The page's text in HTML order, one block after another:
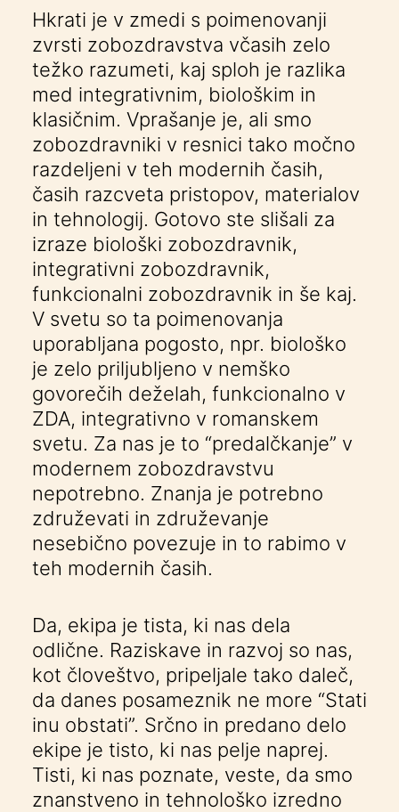
Hkrati je v zmedi s poimenovanji
zvrsti zobozdravstva včasih zelo
težko razumeti, kaj sploh je razlika
med integrativnim, biološkim in
klasičnim. Vprašanje je, ali smo
zobozdravniki v resnici tako močno
razdeljeni v teh modernih časih,
časih razcveta pristopov, materialov
in tehnologij. Gotovo ste slišali za
izraze biološki zobozdravnik,
integrativni zobozdravnik,
funkcionalni zobozdravnik in še kaj.
V svetu so ta poimenovanja
uporabljana pogosto, npr. biološko
je zelo priljubljeno v nemško
govorečih deželah, funkcionalno v
ZDA, integrativno v romanskem
svetu. Za nas je to “predalčkanje” v
modernem zobozdravstvu
nepotrebno. Znanja je potrebno
združevati in združevanje
nesebično povezuje in to rabimo v
teh modernih časih.
Da, ekipa je tista, ki nas dela
odlične. Raziskave in razvoj so nas,
kot človeštvo, pripeljale tako daleč,
da danes posameznik ne more “Stati
inu obstati”. Srčno in predano delo
ekipe je tisto, ki nas pelje naprej.
Tisti, ki nas poznate, veste, da smo
znanstveno in tehnološko izredno